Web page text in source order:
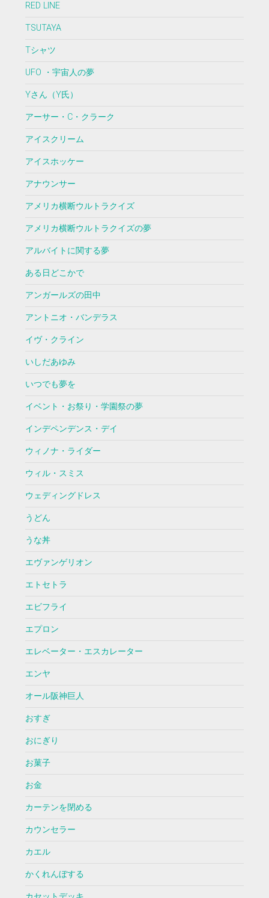
RED LINE
TSUTAYA
Tシャツ
UFO ・宇宙人の夢
Yさん（Y氏）
アーサー・C・クラーク
アイスクリーム
アイスホッケー
アナウンサー
アメリカ横断ウルトラクイズ
アメリカ横断ウルトラクイズの夢
アルバイトに関する夢
ある日どこかで
アンガールズの田中
アントニオ・バンデラス
イヴ・クライン
いしだあゆみ
いつでも夢を
イベント・お祭り・学園祭の夢
インデペンデンス・デイ
ウィノナ・ライダー
ウィル・スミス
ウェディングドレス
うどん
うな丼
エヴァンゲリオン
エトセトラ
エビフライ
エプロン
エレベーター・エスカレーター
エンヤ
オール阪神巨人
おすぎ
おにぎり
お菓子
お金
カーテンを閉める
カウンセラー
カエル
かくれんぼする